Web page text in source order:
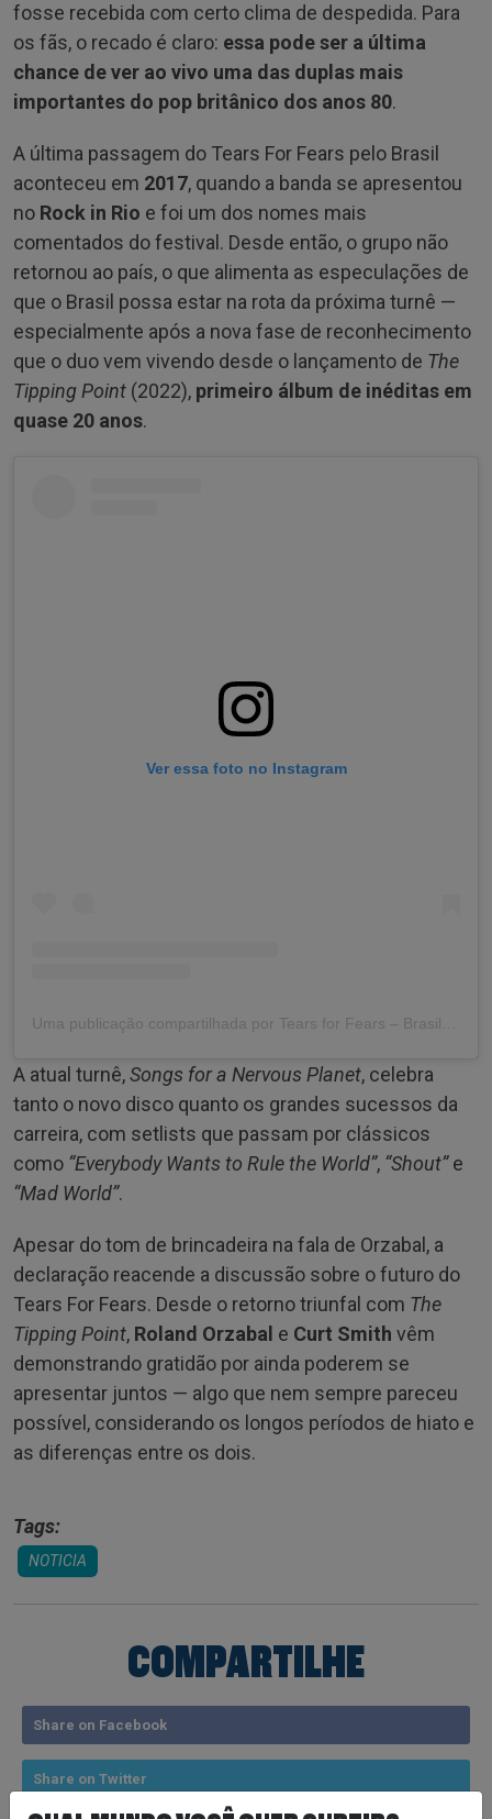
fosse recebida com certo clima de despedida. Para
os fãs, o recado é claro: essa pode ser a última
chance de ver ao vivo uma das duplas mais
importantes do pop britânico dos anos 80.
A última passagem do Tears For Fears pelo Brasil
aconteceu em 2017, quando a banda se apresentou
no Rock in Rio e foi um dos nomes mais
comentados do festival. Desde então, o grupo não
retornou ao país, o que alimenta as especulações de
que o Brasil possa estar na rota da próxima turnê —
especialmente após a nova fase de reconhecimento
que o duo vem vivendo desde o lançamento de The
Tipping Point (2022), primeiro álbum de inéditas em
quase 20 anos.
Ver essa foto no Instagram
A atual turnê,Songs for a Nervous Planet, celebra
tanto o novo disco quanto os grandes sucessos da
carreira, com setlists que passam por clássicos
como “Everybody Wants to Rule the World”, “Shout”e
“Mad World”.
Apesar do tom de brincadeira na fala de Orzabal, a
declaração reacende a discussão sobre o futuro do
Tears For Fears. Desde o retorno triunfal com The
Tipping Point, Roland Orzabal e Curt Smith vêm
demonstrando gratidão por ainda poderem se
apresentar juntos — algo que nem sempre pareceu
possível, considerando os longos períodos de hiato e
as diferenças entre os dois.
Tags:
NOTICIA
COMPARTILHE
Share on Facebook
Share on Twitter